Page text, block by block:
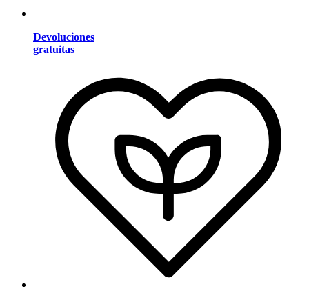
Devoluciones
gratuitas